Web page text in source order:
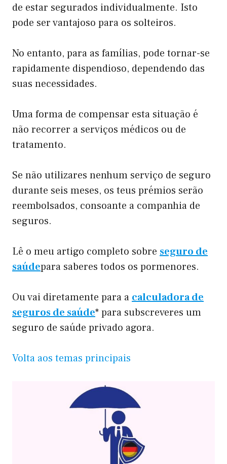
de estar segurados individualmente. Isto
pode ser vantajoso para os solteiros.
No entanto, para as famílias, pode tornar-se
rapidamente dispendioso, dependendo das
suas necessidades.
Uma forma de compensar esta situação é
não recorrer a serviços médicos ou de
tratamento.
Se não utilizares nenhum serviço de seguro
durante seis meses, os teus prémios serão
reembolsados, consoante a companhia de
seguros.
Lê o meu artigo completo sobre seguro de
saúdepara saberes todos os pormenores.
Ou vai diretamente para a calculadora de
seguros de saúde* para subscreveres um
seguro de saúde privado agora.
Volta aos temas principais